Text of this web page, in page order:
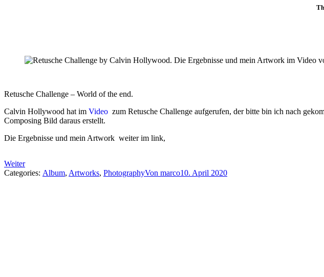
Retusche Challenge – World of the end.
Calvin Hollywood hat im Video zum Retusche Challenge aufgerufen, der bitte bin ich nach
Composing Bild daraus erstellt.
Die Ergebnisse und mein Artwork weiter im link,
Weiter
Categories: Album, Artworks, PhotographyVon marco10. April 2020